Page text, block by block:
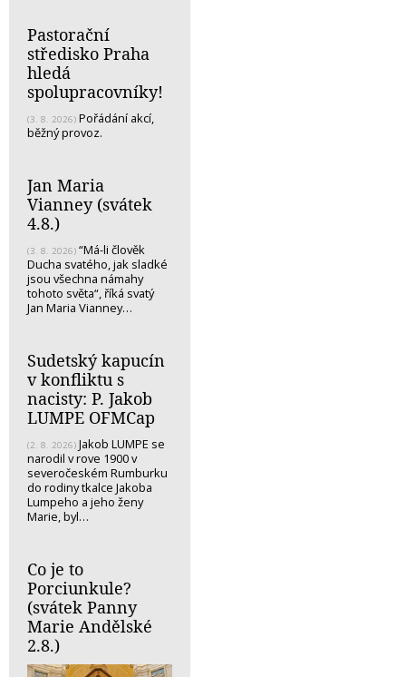
Pastorační
středisko Praha
hledá
spolupracovníky!
(3. 8. 2026) Pořádání akcí,
běžný provoz.
Jan Maria
Vianney (svátek
4.8.)
(3. 8. 2026) “Má-li člověk
Ducha svatého, jak sladké
jsou všechna námahy
tohoto světa“, říká svatý
Jan Maria Vianney…
Sudetský kapucín
v konfliktu s
nacisty: P. Jakob
LUMPE OFMCap
(2. 8. 2026) Jakob LUMPE se
narodil v rove 1900 v
severočeském Rumburku
do rodiny tkalce Jakoba
Lumpeho a jeho ženy
Marie, byl…
Co je to
Porciunkule?
(svátek Panny
Marie Andělské
2.8.)